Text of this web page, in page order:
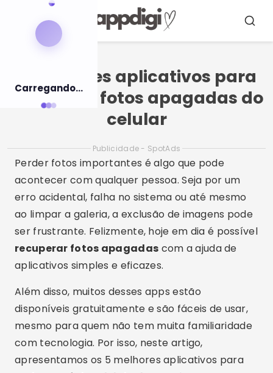
Carregando...
5 melhores aplicativos para
recuperar fotos apagadas do
celular
Publicidade - SpotAds
Perder fotos importantes é algo que pode
acontecer com qualquer pessoa. Seja por um
erro acidental, falha no sistema ou até mesmo
ao limpar a galeria, a exclusão de imagens pode
ser frustrante. Felizmente, hoje em dia é possível
recuperar fotos apagadas com a ajuda de
aplicativos simples e eficazes.
Além disso, muitos desses apps estão
disponíveis gratuitamente e são fáceis de usar,
mesmo para quem não tem muita familiaridade
com tecnologia. Por isso, neste artigo,
apresentamos os 5 melhores aplicativos para